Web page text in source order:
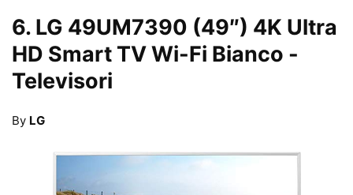
6. LG 49UM7390 (49″) 4K Ultra
HD Smart TV Wi-Fi Bianco -
Televisori
By LG